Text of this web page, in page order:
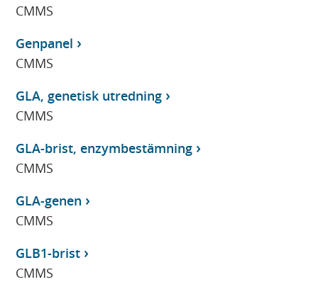
CMMS
Genpanel
CMMS
GLA, genetisk utredning
CMMS
GLA-brist, enzymbestämning
CMMS
GLA-genen
CMMS
GLB1-brist
CMMS